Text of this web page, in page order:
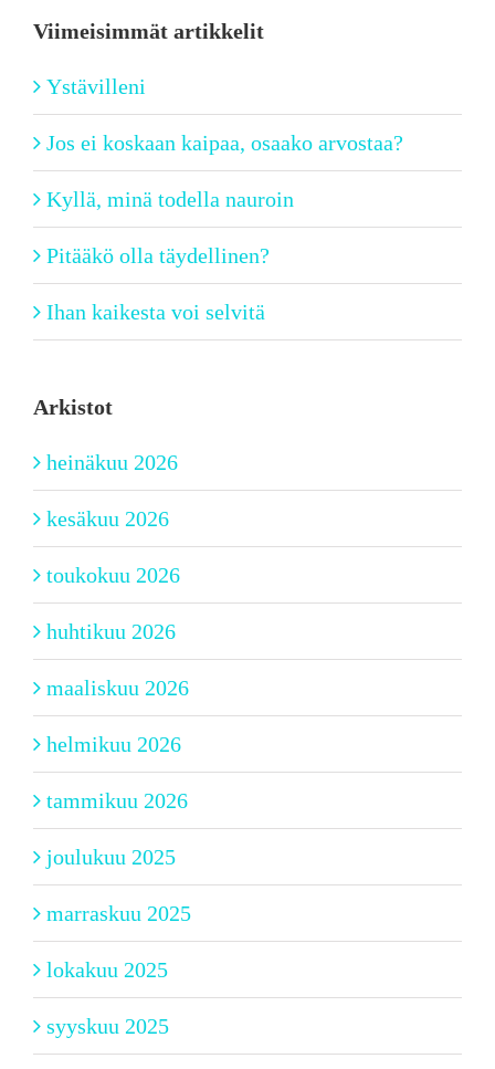
Viimeisimmät artikkelit
Ystävilleni
Jos ei koskaan kaipaa, osaako arvostaa?
Kyllä, minä todella nauroin
Pitääkö olla täydellinen?
Ihan kaikesta voi selvitä
Arkistot
heinäkuu 2026
kesäkuu 2026
toukokuu 2026
huhtikuu 2026
maaliskuu 2026
helmikuu 2026
tammikuu 2026
joulukuu 2025
marraskuu 2025
lokakuu 2025
syyskuu 2025